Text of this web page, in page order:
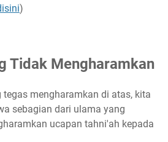
)
Tidak Mengharamkan
mengharamkan di atas, kita
sebagian dari ulama yang
ucapan tahni'ah kepada